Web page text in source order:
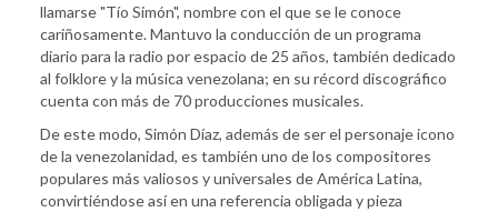
llamarse "Tío Simón", nombre con el que se le conoce
cariñosamente. Mantuvo la conducción de un programa
diario para la radio por espacio de 25 años, también dedicado
al folklore y la música venezolana; en su récord discográfico
cuenta con más de 70 producciones musicales.
De este modo, Simón Díaz, además de ser el personaje icono
de la venezolanidad, es también uno de los compositores
populares más valiosos y universales de América Latina,
convirtiéndose así en una referencia obligada y pieza